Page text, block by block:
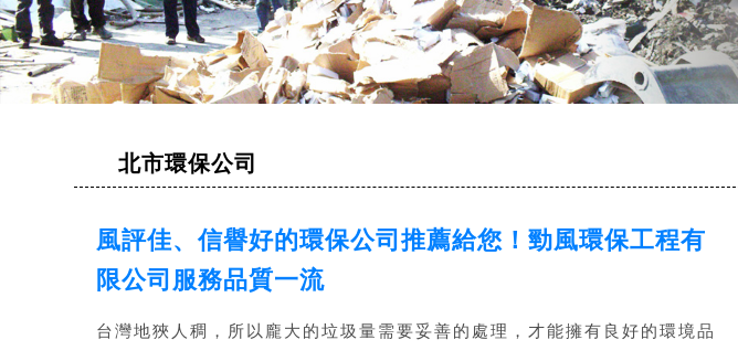
北市環保公司
風評佳、信譽好的環保公司推薦給您！勁風環保工程有
限公司服務品質一流
台灣地狹人稠，所以龐大的垃圾量需要妥善的處理，才能擁有良好的環境品